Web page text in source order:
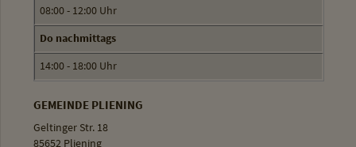
08:00 - 12:00 Uhr
Do nachmittags
14:00 - 18:00 Uhr
GEMEINDE PLIENING
Geltinger Str. 18
85652 Pliening